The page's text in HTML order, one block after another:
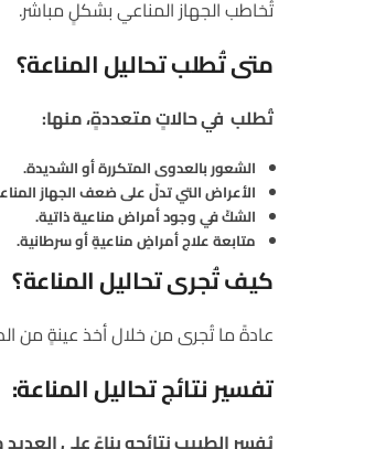
تُخاطب الجهاز المناعي بشكلٍ مباشر.
متى تُطلب تحاليل المناعة؟
تُطلب في حالاتٍ متعددةٍ، منها:
الشعور بالعدوى المتكررة أو الشديدة.
الأعراض التي تدلّ على ضعف الجهاز
الشكّ في وجود أمراض مناعية ذاتية.
متابعة علاج أمراضٍ مناعيةٍ أو سرطانية.
كيف تُجرى تحاليل المناعة؟
عادةً ما تُجرى من خلال أخذ عينةٍ من
تفسير نتائج تحاليل المناعة:
يُفسر الطبيب نتائجه بناءً على